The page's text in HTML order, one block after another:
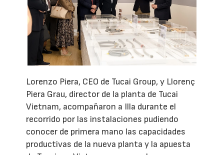
Lorenzo Piera, CEO de Tucai Group, y Llorenç
Piera Grau, director de la planta de Tucai
Vietnam, acompañaron a Illa durante el
recorrido por las instalaciones pudiendo
conocer de primera mano las capacidades
productivas de la nueva planta y la apuesta